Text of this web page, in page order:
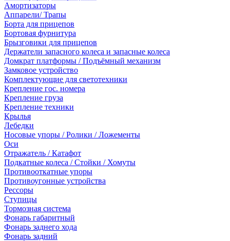
Амортизаторы
Аппарели/ Трапы
Борта для прицепов
Бортовая фурнитура
Брызговики для прицепов
Держатели запасного колеса и запасные колеса
Домкрат платформы / Подъёмный механизм
Замковое устройство
Комплектующие для светотехники
Крепление гос. номера
Крепление груза
Крепление техники
Крылья
Лебедки
Носовые упоры / Ролики / Ложементы
Оси
Отражатель / Катафот
Подкатные колеса / Стойки / Хомуты
Противооткатные упоры
Противоугонные устройства
Рессоры
Ступицы
Тормозная система
Фонарь габаритный
Фонарь заднего хода
Фонарь задний